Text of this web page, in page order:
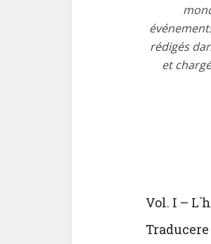
rédigés
et
Vol. I –